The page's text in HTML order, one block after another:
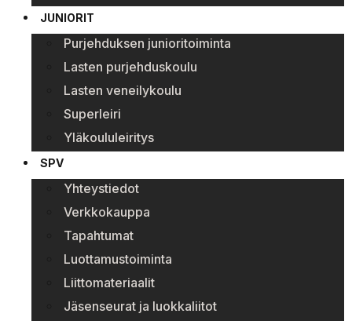
JUNIORIT
Purjehduksen junioritoiminta
Lasten purjehduskoulu
Lasten veneilykoulu
Superleiri
Yläkoululeiritys
SPV
Yhteystiedot
Verkkokauppa
Tapahtumat
Luottamustoiminta
Liittomateriaalit
Jäsenseurat ja luokkaliitot